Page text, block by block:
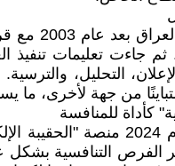
التحليل،
متباينًا من جهة لأخرى،
كأداة للمنافسة
أطلقت وزارة التخطيط
الفرص التنافسية بشكل